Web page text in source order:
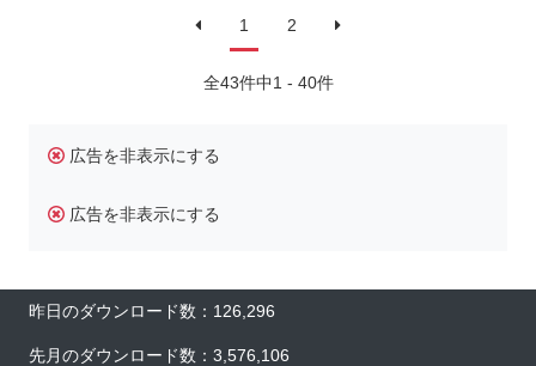
1 2
全43件中1 - 40件
広告を非表示にする
広告を非表示にする
昨日のダウンロード数：126,296
先月のダウンロード数：3,576,106